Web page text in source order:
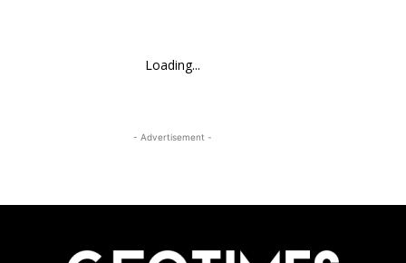
Loading...
- Advertisement -